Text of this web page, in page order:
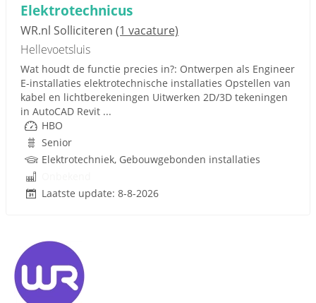
Elektrotechnicus
WR.nl Solliciteren (1 vacature)
Hellevoetsluis
Wat houdt de functie precies in?: Ontwerpen als Engineer
E-installaties elektrotechnische installaties Opstellen van
kabel en lichtberekeningen Uitwerken 2D/3D tekeningen
in AutoCAD Revit ...
HBO
Senior
Elektrotechniek, Gebouwgebonden installaties
Laatste update: 8-8-2026